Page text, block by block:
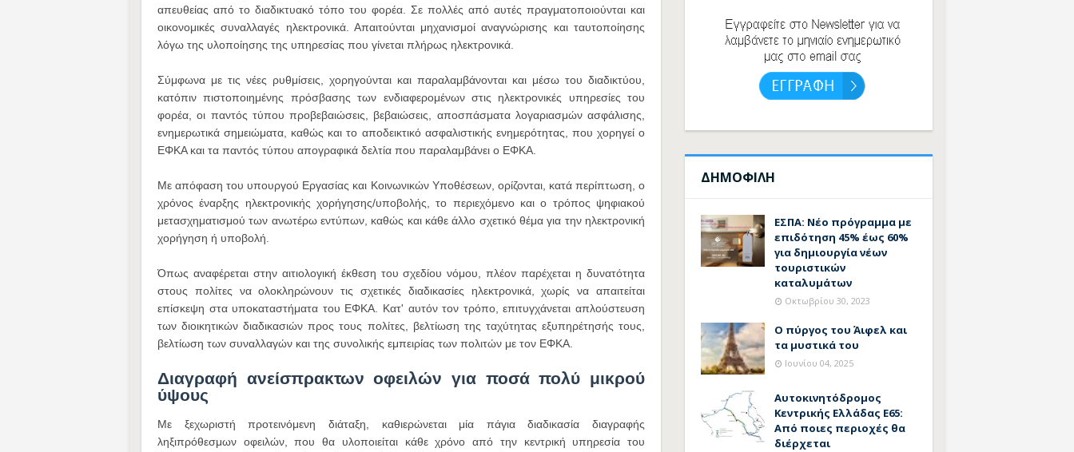
απευθείας από το διαδικτυακό τόπο του φορέα. Σε πολλές από αυτές πραγματοποιούνται και
οικονομικές συναλλαγές ηλεκτρονικά. Απαιτούνται μηχανισμοί αναγνώρισης και ταυτοποίησης
λόγω της υλοποίησης της υπηρεσίας που γίνεται πλήρως ηλεκτρονικά.
Σύμφωνα με τις νέες ρυθμίσεις, χορηγούνται και παραλαμβάνονται και μέσω του διαδικτύου,
κατόπιν πιστοποιημένης πρόσβασης των ενδιαφερομένων στις ηλεκτρονικές υπηρεσίες του
φορέα, οι παντός τύπου προβεβαιώσεις, βεβαιώσεις, αποσπάσματα λογαριασμών ασφάλισης,
ενημερωτικά σημειώματα, καθώς και το αποδεικτικό ασφαλιστικής ενημερότητας, που χορηγεί ο
ΕΦΚΑ και τα παντός τύπου απογραφικά δελτία που παραλαμβάνει ο ΕΦΚΑ.
Με απόφαση του υπουργού Εργασίας και Κοινωνικών Υποθέσεων, ορίζονται, κατά περίπτωση, ο
χρόνος έναρξης ηλεκτρονικής χορήγησης/υποβολής, το περιεχόμενο και ο τρόπος ψηφιακού
μετασχηματισμού των ανωτέρω εντύπων, καθώς και κάθε άλλο σχετικό θέμα για την ηλεκτρονική
χορήγηση ή υποβολή.
Όπως αναφέρεται στην αιτιολογική έκθεση του σχεδίου νόμου, πλέον παρέχεται η δυνατότητα
στους πολίτες να ολοκληρώνουν τις σχετικές διαδικασίες ηλεκτρονικά, χωρίς να απαιτείται
επίσκεψη στα υποκαταστήματα του ΕΦΚΑ. Κατ' αυτόν τον τρόπο, επιτυγχάνεται απλούστευση
των διοικητικών διαδικασιών προς τους πολίτες, βελτίωση της ταχύτητας εξυπηρέτησής τους,
βελτίωση των συναλλαγών και της συνολικής εμπειρίας των πολιτών με τον ΕΦΚΑ.
Διαγραφή ανείσπρακτων οφειλών για ποσά πολύ μικρού
ύψους
Με ξεχωριστή προτεινόμενη διάταξη, καθιερώνεται μία πάγια διαδικασία διαγραφής
ληξιπρόθεσμων οφειλών, που θα υλοποιείται κάθε χρόνο από την κεντρική υπηρεσία του
ΔΗΜΟΦΙΛΗ
ΕΣΠΑ: Νέο πρόγραμμα με
επιδότηση 45% έως 60%
για δημιουργία νέων
τουριστικών
καταλυμάτων
Οκτωβρίου 30, 2023
Ο πύργος του Άιφελ και
τα μυστικά του
Ιουνίου 04, 2025
Αυτοκινητόδρομος
Κεντρικής Ελλάδας Ε65:
Από ποιες περιοχές θα
διέρχεται